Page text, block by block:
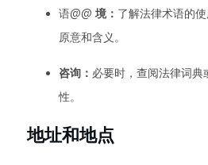
语@@ 境： 了解法律术语的
原意和含义。
咨询： 必要时，查阅法律词
性。
地址和地点